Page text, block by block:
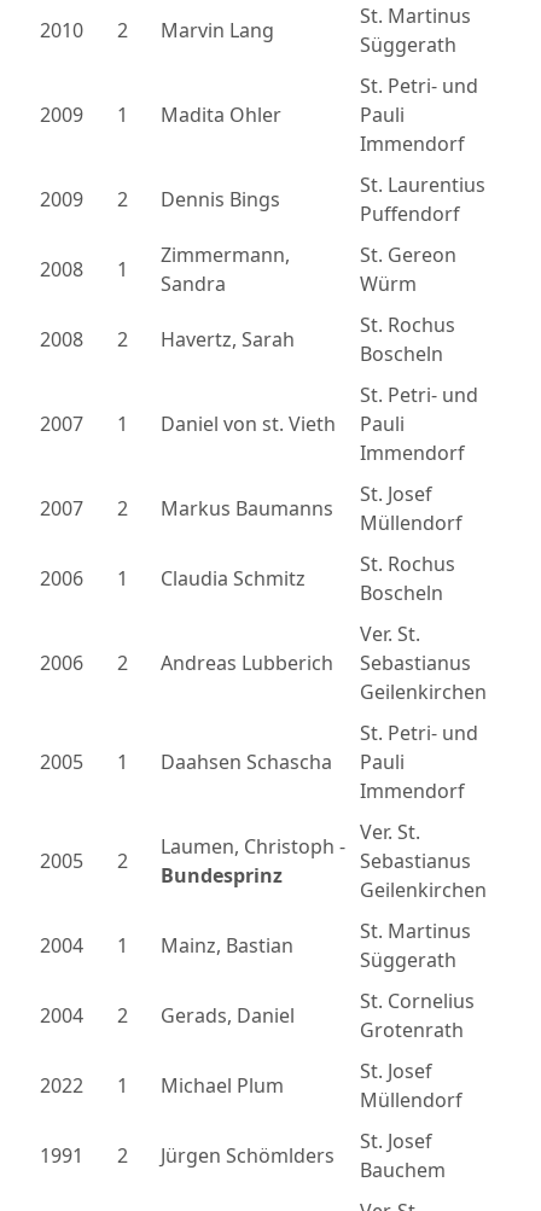
2010 2 Marvin Lang
St. Martinus
Süggerath
2009 1 Madita Ohler
St. Petri- und
Pauli
Immendorf
2009 2 Dennis Bings
St. Laurentius
Puffendorf
2008 1
Zimmermann,
Sandra
St. Gereon
Würm
2008 2 Havertz, Sarah
St. Rochus
Boscheln
2007 1 Daniel von st. Vieth
St. Petri- und
Pauli
Immendorf
2007 2 Markus Baumanns
St. Josef
Müllendorf
2006 1 Claudia Schmitz
St. Rochus
Boscheln
2006 2 Andreas Lubberich
Ver. St.
Sebastianus
Geilenkirchen
2005 1 Daahsen Schascha
St. Petri- und
Pauli
Immendorf
2005 2
Laumen, Christoph -
Bundesprinz
Ver. St.
Sebastianus
Geilenkirchen
2004 1 Mainz, Bastian
St. Martinus
Süggerath
2004 2 Gerads, Daniel
St. Cornelius
Grotenrath
2022 1 Michael Plum
St. Josef
Müllendorf
1991 2 Jürgen Schömlders
St. Josef
Bauchem